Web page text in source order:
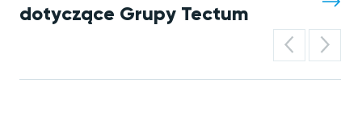
dotyczące Grupy Tectum